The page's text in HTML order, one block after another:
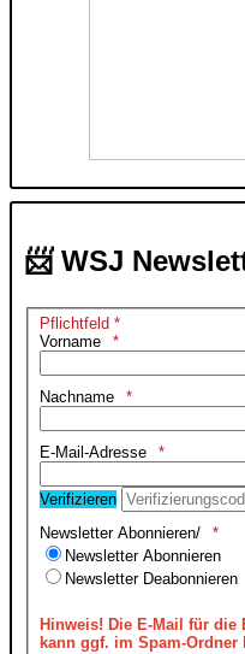
📨 WSJ
Pflichtfeld *
Vorname
Nachname
E-Mail-Adresse
Verifizieren
Newsletter Abonnieren/
Newsletter Abonnieren
Newsletter Deabonnieren
Hinweis! Die E-Mail für die
kann ggf. im Spam-Ordner